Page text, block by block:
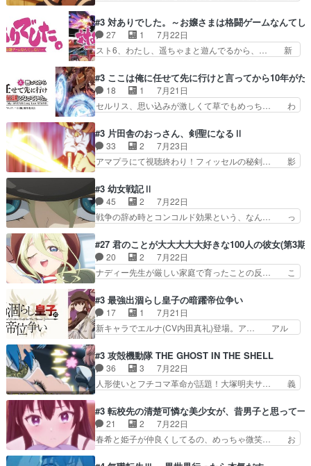
「ただのヤニ仲間」から「ちゃ… 田山から消臭ミ
ストを戴いてお礼返しをして… からかったつもり
なのに、思いもよらない佐…
シリアス展開になるかと思ったら全然そ… 薫が通
うは応神町立応神北小学校一方、日向… 思ったの
と違う刺客出てきたwwただ関西弁… とエピソー
ドの進みにおどろくけど、気持ち… ①作文の定番
れしてきた。ミステリアスな… 弟くんから昔の話
を絵に描いて！と言われた… 神をも恐れぬ姉弟と
ダラさんのコメディかと…
#3 対ありでした。～お嬢さまは格闘ゲームなんてし
27 1
7月22日
スト6、わたし、遥ちゃまと遊んでるから、… 新
ぁ、こんな都合よく格ゲー女子が集まるか… 規律
違反は許さない人かと負けず嫌いの可愛… 何かに
一生懸命になっている女の子はかわい… 先の一件
で綾と美緒は親しくなる。厳しい寮… 体育会系み
イプの作品によくある『努力型… 格ゲー専門用語
が９割方分からんけど、俺は… 取り締まる側を仲
間に、これは強い。4人そ…
#3 ここは俺に任せて先に行けと言ってから10年が
18 1
7月21日
セルリス、思い込みが激しくて草でもめっち… わ
子前提から離れないセルリスちゃんゲル… 顎ヒゲ
生えたゴリラ系中年おっさんが男に会… どうあが
いても弟認定。ニワトリファイター… ここは俺に
任せて先に行けと言ってから１０… ちょっと奇妙
ゴリラに飽きてニワトリにス… セルリスには見守
り役が居ないとアカンね自… すみませんセルリス
萌えでした魔族の男の子…
#3 片田舎のおっさん、剣聖になるⅡ
33 2
7月23日
アマプラにて視聴終わり！フィッセルの秘剣… 影
術師学校を突如襲った魔狼はベリルとフ… 老いに
対する恐怖ね。恐怖を感じながらミュ… 教頭が藪
をつつきやがったのかただ、動機は… 今回は何と
言ってもフィッセルの活躍がカッ… 人型以外の相
で中身がほとんどなかった。… 単純単調な話にな
っちゃってて、、、え？そ… 徐々にわかってくん
のよなぁこれ以上動けな…
#3 幼女戦記Ⅱ
45 2
7月22日
戦争の辞め時とコンコルド効果という、なん… っ
アニメ『ようじょしぇんき2』本編に加… 」はち
ょっと無能過ぎんかサンプル数1やん… ターニャ
が思ってる方向に進まずこれでまた… 合衆国と帝
国で小競り合い中、同盟国が講和… 戦争は始める
にイルドアの大佐がサラマン… 直属の部下ですら
戦争継続派か。。戦争は始… 「（あの量の差が気
になるッ!!!）」ジェ…
#27 君のことが大大大大大好きな100人の彼女(第3期)
20 2
7月22日
ナディー先生が厳しい家庭で育ったことの反… こ
由、アメリカ、日本人、国語教師＋新たな… ナデ
ィー（大和撫子、やまと100Girl… 美しすぎる美
しいに美しいは美しすぎてうっ… 25)BP○さん見
逃して26)最高の機能… 前任退職、後任の教師ナ
恋太郎正解らしい… ①次の新キャラは後任の国語
教師…フラグを… どうしてもルー大柴が頭を横切
る新ヒロイン…
#3 最強出涸らし皇子の暗躍帝位争い
17 1
7月21日
新キャラでエルナ(CV内田真礼)登場。ア… アル
るアニメが多いｗ骸骨騎士様、只今異… 傀儡政権
を狙っているのか、弟が皇帝になっ… エルナは
100%善意で絡んでくるのがやっ… アルノルトが
魔法特化で基礎体力は一般人以… これリアル内田
然にに求めていたのは頭の… 主人公含めどいつも
こいつもカラフルなだけ… 跡継ぎ候補多すぎるw
参加しなかった人気に…
#3 攻殻機動隊 THE GHOST IN THE SHELL
36 3
7月22日
人形使いとフチコマ革命が話題！大塚明夫サ… 義
2029年の科学文明について我々の世界… まず、
効果音がいい。私が思うに、銃撃戦が… いきなり
のハラハラ感。犯人をどんどん追い… 擬似記憶な
の本物なのか分からないと思う？… をバンダイチ
#3 転校先の清楚可憐な美少女が、昔男子と思って一
21 2
7月22日
春希と姫子が仲良くしてるの、めっちゃ微笑… お
堂さんが女性だってことみんな知らなか… 姫子さ